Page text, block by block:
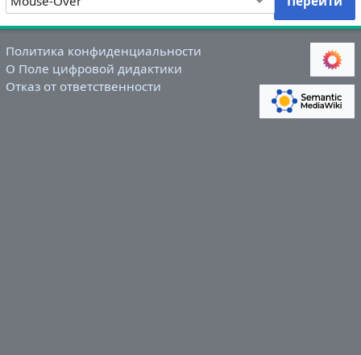
Политика конфиденциальности
О Поле цифровой дидактики
Отказ от ответственности